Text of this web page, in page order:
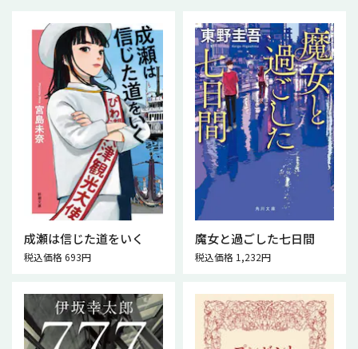
成瀬は信じた道をいく
税込価格 693円
魔女と過ごした七日間
税込価格 1,232円